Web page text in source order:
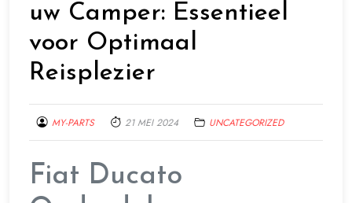
uw Camper: Essentieel
voor Optimaal
Reisplezier
MY-PARTS 21 MEI 2024 UNCATEGORIZED
Fiat Ducato